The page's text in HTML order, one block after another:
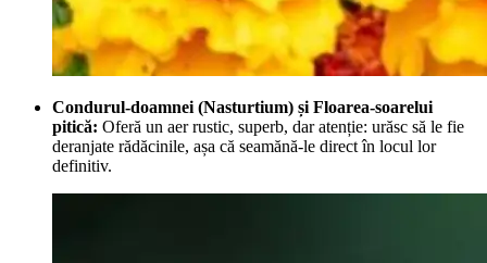
Condurul-doamnei (Nasturtium) și Floarea-soarelui
pitică: Oferă un aer rustic, superb, dar atenție: urăsc să le fie
deranjate rădăcinile, așa că seamănă-le direct în locul lor
definitiv.